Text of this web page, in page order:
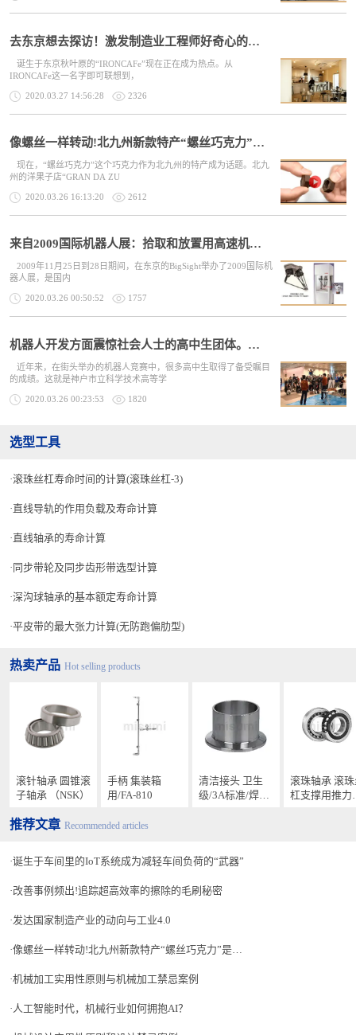
去东京想去探访！激发制造业工程师好奇心的传说中的咖啡店是怎样的？
诞生于东京秋叶原的“IRONCAFe”现在正在成为热点。从
IRONCAFe这一名字即可联想到，
2020.03.27 14:56:28 2326
像螺丝一样转动!北九州新款特产“螺丝巧克力”是什么?
现在，“螺丝巧克力”这个巧克力作为北九州的特产成为话题。北九
州的洋果子店“GRAN DA ZU
2020.03.26 16:13:20 2612
来自2009国际机器人展：拾取和放置用高速机器人
2009年11月25日到28日期间，在东京的BigSight举办了2009国际机
器人展，是国内
2020.03.26 00:50:52 1757
机器人开发方面震惊社会人士的高中生团体。他们的技术力是如何培训的？
近年来，在街头举办的机器人竞赛中，很多高中生取得了备受瞩目
的成绩。这就是神户市立科学技术高等学
2020.03.26 00:23:53 1820
选型工具
滚珠丝杠寿命时间的计算(滚珠丝杠-3)
直线导轨的作用负载及寿命计算
直线轴承的寿命计算
同步带轮及同步齿形带选型计算
深沟球轴承的基本额定寿命计算
平皮带的最大张力计算(无防跑偏肋型)
热卖产品 Hot selling products
滚针轴承 圆锥滚
子轴承 （NSK）
手柄 集装箱
用/FA-810
清洁接头 卫生
级/3A标准/焊式
滚珠轴承 滚珠
杠支撑用推力
推荐文章 Recommended articles
诞生于车间里的IoT系统成为减轻车间负荷的“武器”
改善事例频出!追踪超高效率的擦除的毛刷秘密
发达国家制造产业的动向与工业4.0
像螺丝一样转动!北九州新款特产“螺丝巧克力”是什么?
机械加工实用性原则与机械加工禁忌案例
人工智能时代，机械行业如何拥抱AI？